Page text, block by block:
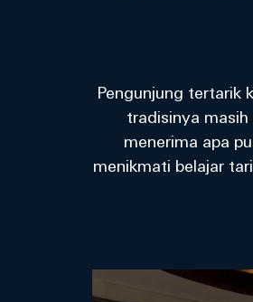
Pengunjung tertarik
tradisinya masih
menerima apa
menikmati belajar